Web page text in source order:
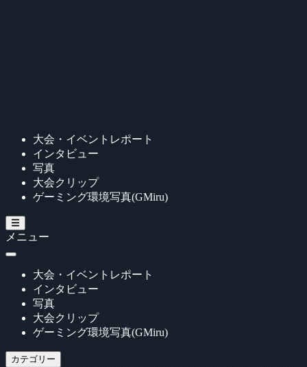
大会・イベントレポート
インタビュー
写真
大会クリップ
ゲーミング環境写真(GMiru)
メニュー
大会・イベントレポート
インタビュー
写真
大会クリップ
ゲーミング環境写真(GMiru)
カテゴリー